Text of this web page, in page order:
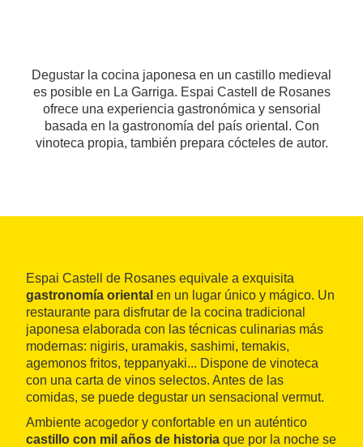
Degustar la cocina japonesa en un castillo medieval
es posible en La Garriga. Espai Castell de Rosanes
ofrece una experiencia gastronómica y sensorial
basada en la gastronomía del país oriental. Con
vinoteca propia, también prepara cócteles de autor.
Espai Castell de Rosanes equivale a exquisita
gastronomía oriental en un lugar único y mágico. Un
restaurante para disfrutar de la cocina tradicional
japonesa elaborada con las técnicas culinarias más
modernas: nigiris, uramakis, sashimi, temakis,
agemonos fritos, teppanyaki... Dispone de vinoteca
con una carta de vinos selectos. Antes de las
comidas, se puede degustar un sensacional vermut.
Ambiente acogedor y confortable en un auténtico
castillo con mil años de historia que por la noche se